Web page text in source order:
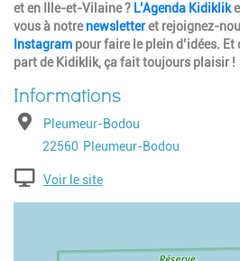
et en Ille-et-Vilaine ? L’Agenda Kidiklik
vous à notrenewsletteret rejoignez-
Instagram pour faire le plein d’idées.
part de Kidiklik, ça fait toujours plaisir !
AdressePleumeur-Bodou
Code postal
22560 Ville
Pleumeur-Bodou
Voir le site